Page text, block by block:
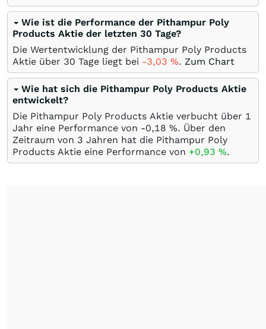
Wie ist die Performance der Pithampur Poly
Products Aktie der letzten 30 Tage?
Die Wertentwicklung der Pithampur Poly Products
Aktie über 30 Tage liegt bei -3,03 %. Zum Chart
Wie hat sich die Pithampur Poly Products Aktie
entwickelt?
Die Pithampur Poly Products Aktie verbucht über 1
Jahr eine Performance von -0,18 %. Über den
Zeitraum von 3 Jahren hat die Pithampur Poly
Products Aktie eine Performance von +0,93 %.